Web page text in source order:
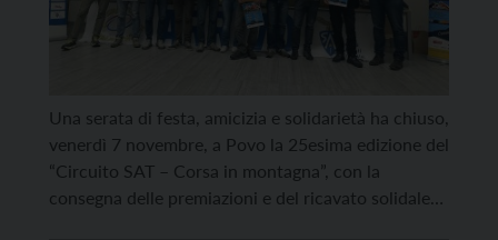
Una serata di festa, amicizia e solidarietà ha chiuso,
venerdì 7 novembre, a Povo la 25esima edizione del
“Circuito SAT – Corsa in montagna”, con la
consegna delle premiazioni e del ricavato solidale